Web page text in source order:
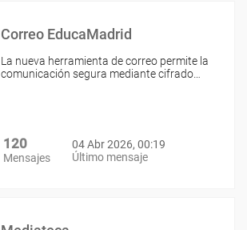
Correo EducaMadrid
La nueva herramienta de correo permite la
comunicación segura mediante cifrado…
120
Mensajes
04 Abr 2026, 00:19
Último mensaje